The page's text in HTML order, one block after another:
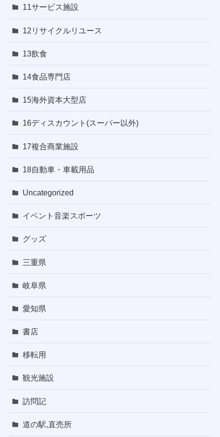
11サービス施設
12リサイクルリユース
13飲食
14食品専門店
15海外資本大型店
16ディスカウント(スーパー以外)
17複合商業施設
18自動車・車載用品
Uncategorized
イベント音楽スポーツ
グッズ
三重県
岐阜県
愛知県
書店
移転用
観光施設
訪問記
道の駅,直売所